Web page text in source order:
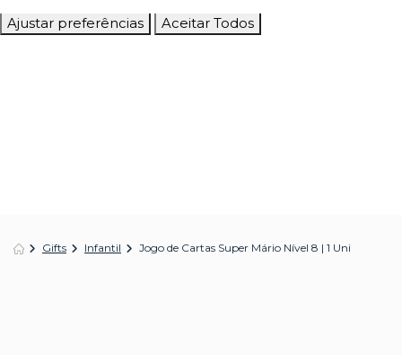
Ajustar preferências Aceitar Todos
Gifts Infantil Jogo de Cartas Super Mário Nível 8 | 1 Uni